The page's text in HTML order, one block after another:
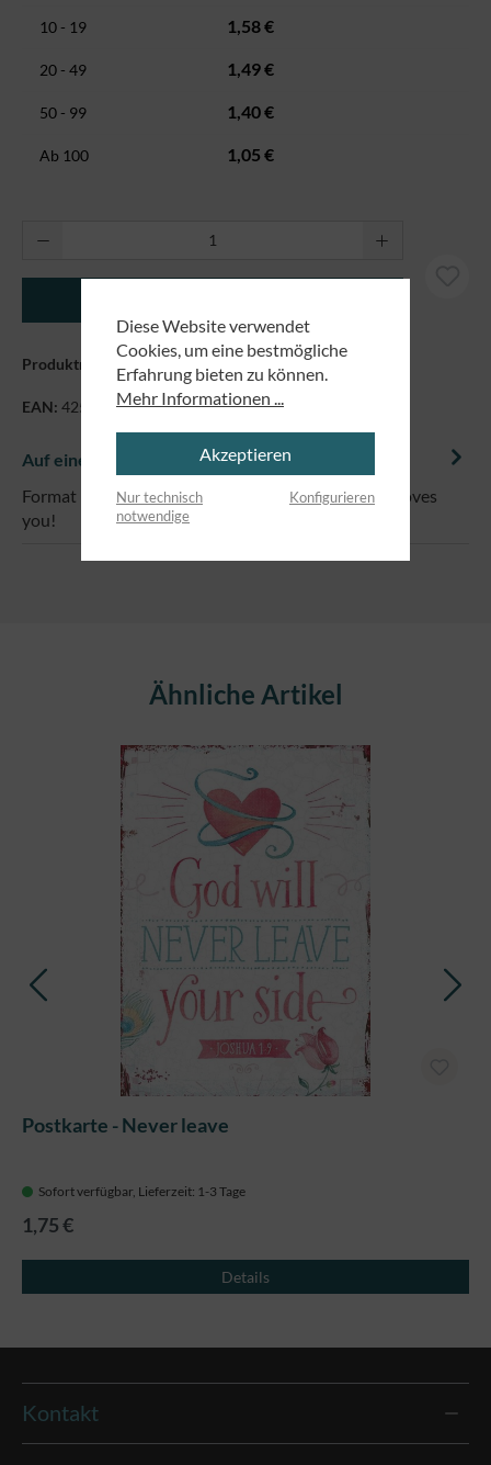
10 - 19 1,58 €
20 - 49 1,49 €
50 - 99 1,40 €
Ab 100 1,05 €
Produkt Anzahl: Gib den gewünschten
Produktnummer: 1294
EAN: 4250479847996
Auf einem Blick
Format 14,8 x 10,5 cm Text: Believe it (or not) God loves
you!
Produktgalerie überspringenÄhnliche Artikel
Postkarte - Never leave
Sofort verfügbar, Lieferzeit: 1-3 Tage
1,75 €
Details
Kontakt
Diese Website verwendet
Cookies, um eine bestmögliche
Erfahrung bieten zu können.
Mehr Informationen ...
Akzeptieren
Nur technisch
notwendige
Konfigurieren